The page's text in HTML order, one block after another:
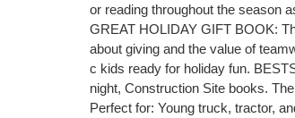
or reading throughout the season
GREAT HOLIDAY GIFT BOOK:
about giving and the value of
c kids ready for holiday fun.
night, Construction Site books.
Perfect for: Young truck, tractor,